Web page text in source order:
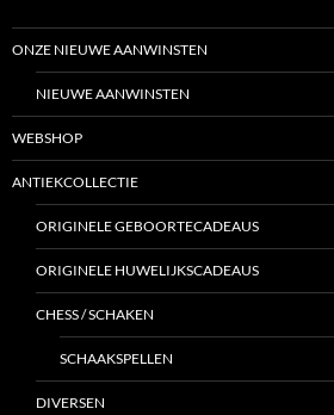
ONZE NIEUWE AANWINSTEN
NIEUWE AANWINSTEN
WEBSHOP
ANTIEKCOLLECTIE
ORIGINELE GEBOORTECADEAUS
ORIGINELE HUWELIJKSCADEAUS
CHESS / SCHAKEN
SCHAAKSPELLEN
DIVERSEN